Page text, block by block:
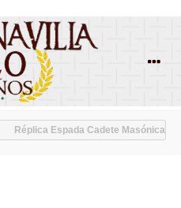
Réplica Espada Cadete Masónica